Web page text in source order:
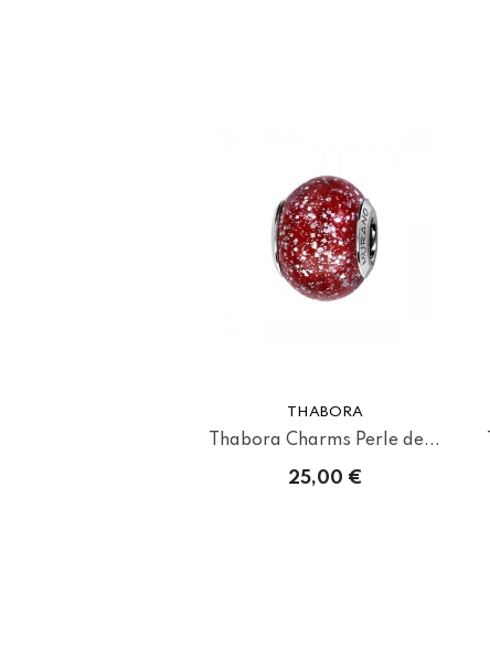
THABORA
Thabora Charms Perle de...
25,00 €